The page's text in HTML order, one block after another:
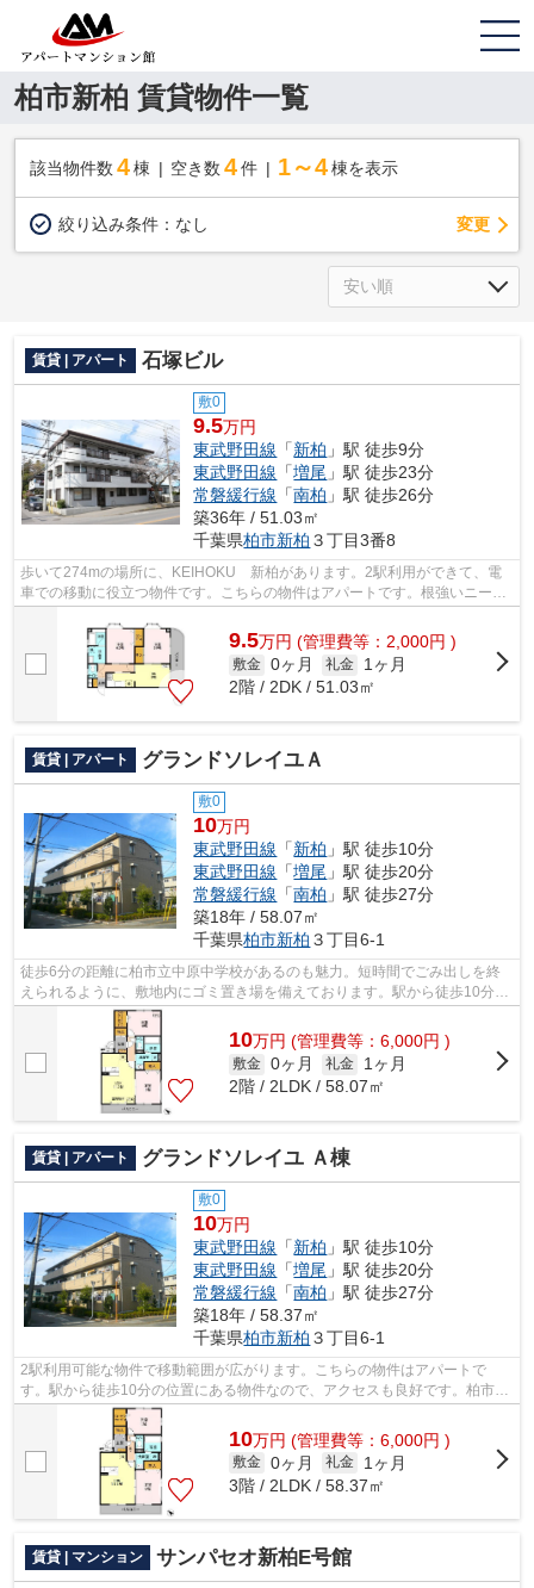
柏市新柏 賃貸物件一覧
該当物件数 4棟 空き数 4 件 1～4 棟を表示
絞り込み条件： なし 変更
賃貸 | アパート 石塚ビル
敷0
9.5万円
東武野田線 「新柏 」駅 徒歩9分
東武野田線 「増尾 」駅 徒歩23分
常磐緩行線 「南柏 」駅 徒歩26分
築36年 / 51.03㎡
千葉県柏市新柏 ３丁目3番8
歩いて274mの場所に、KEIHOKU 新柏があります。2駅利用ができて、電
車での移動に役立つ物件です。こちらの物件はアパートです。根強いニーズ
を誇る駅近の物件となり、徒歩9分に駅があ...
9.5万円 (管理費等：2,000円 )
敷金 0ヶ月 礼金
1ヶ月
2階 / 2DK / 51.03㎡
賃貸 | アパート グランドソレイユＡ
敷0
10万円
東武野田線 「新柏 」駅 徒歩10分
東武野田線 「増尾 」駅 徒歩20分
常磐緩行線 「南柏 」駅 徒歩27分
築18年 / 58.07㎡
千葉県柏市新柏 ３丁目6-1
徒歩6分の距離に柏市立中原中学校があるのも魅力。短時間でごみ出しを終
えられるように、敷地内にゴミ置き場を備えております。駅から徒歩10分の
物件で、アクセス良好です。こちらの物...
10万円 (管理費等：6,000円 )
敷金 0ヶ月 礼金
1ヶ月
2階 / 2LDK / 58.07㎡
賃貸 | アパート グランドソレイユ Ａ棟
敷0
10万円
東武野田線 「新柏 」駅 徒歩10分
東武野田線 「増尾 」駅 徒歩20分
常磐緩行線 「南柏 」駅 徒歩27分
築18年 / 58.37㎡
千葉県柏市新柏 ３丁目6-1
2駅利用可能な物件で移動範囲が広がります。こちらの物件はアパートで
す。駅から徒歩10分の位置にある物件なので、アクセスも良好です。柏市エ
リアの賃貸情報がアパートマンション館 ...
10万円 (管理費等：6,000円 )
敷金 0ヶ月 礼金
1ヶ月
3階 / 2LDK / 58.37㎡
賃貸 | マンション サンパセオ新柏E号館